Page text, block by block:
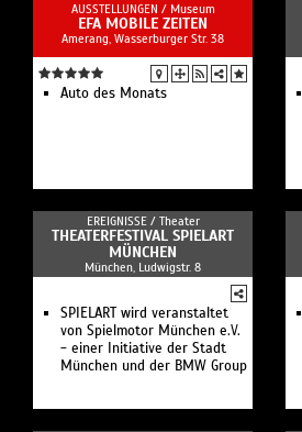
AUSSTELLUNGEN / Museum
EFA MOBILE ZEITEN
Amerang, Wasserburger Str. 38
Auto des Monats
EREIGNISSE / Theater
THEATERFESTIVAL SPIELART
MÜNCHEN
München, Ludwigstr. 8
SPIELART wird veranstaltet
von Spielmotor München e.V.
- einer Initiative der Stadt
München und der BMW Group